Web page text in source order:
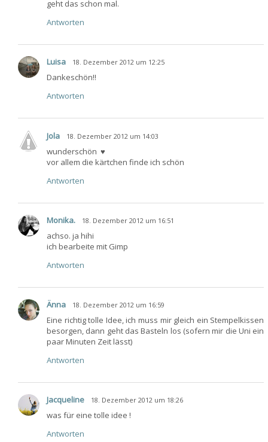
geht das schon mal.
Antworten
Luisa 18. Dezember 2012 um 12:25
Dankeschön!!
Antworten
Jola 18. Dezember 2012 um 14:03
wunderschön ♥
vor allem die kärtchen finde ich schön
Antworten
Monika. 18. Dezember 2012 um 16:51
achso. ja hihi
ich bearbeite mit Gimp
Antworten
Änna 18. Dezember 2012 um 16:59
Eine richtig tolle Idee, ich muss mir gleich ein Stempelkissen
besorgen, dann geht das Basteln los (sofern mir die Uni ein
paar Minuten Zeit lässt)
Antworten
Jacqueline 18. Dezember 2012 um 18:26
was für eine tolle idee !
Antworten